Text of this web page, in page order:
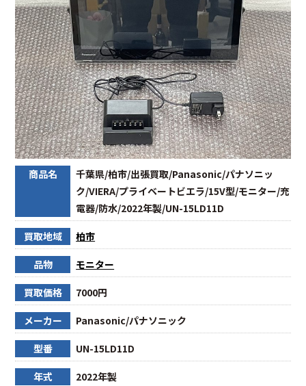
商品名
千葉県/柏市/出張買取/Panasonic/パナソニッ
ク/VIERA/プライベートビエラ/15V型/モニター/充
電器/防水/2022年製/UN-15LD11D
買取地域 柏市
品物 モニター
買取価格 7000円
メーカー Panasonic/パナソニック
型番 UN-15LD11D
年式 2022年製